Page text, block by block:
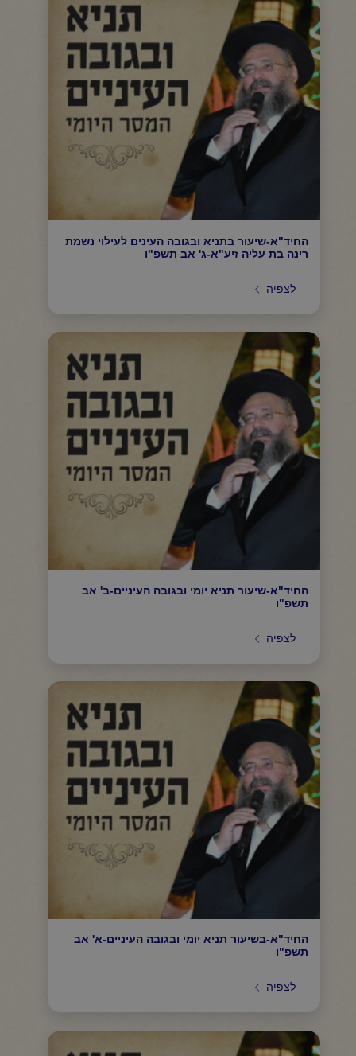
החיד"א-שיעור בתניא ובגובה העינים לעילוי נשמת
רינה בת עליה זיע"א-ג' אב תשפ"ו
לצפיה
החיד"א-שיעור תניא יומי ובגובה העיניים-ב' אב
תשפ"ו
לצפיה
החיד"א-בשיעור תניא יומי ובגובה העיניים-א' אב
תשפ"ו
לצפיה